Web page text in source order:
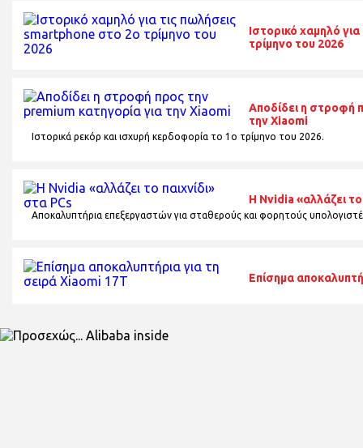
Ιστορικό χαμηλό
τρίμηνο του 2026
Αποδίδει η στροφή
την Xiaomi
Ιστορικά ρεκόρ και ισχυρή κερδοφορία το 1o τρίμηνο του 2026.
Η Nvidia «αλλάζει το
Αποκαλυπτήρια επεξεργαστών για σταθερούς και φορητούς
Επίσημα